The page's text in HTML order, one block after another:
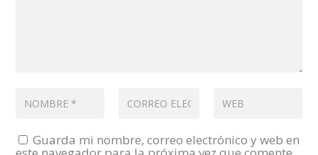
Guarda mi nombre, correo electrónico y web en